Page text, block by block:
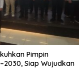
Pimpin
Siap Wujudkan